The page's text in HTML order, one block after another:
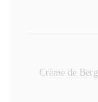
Crème de